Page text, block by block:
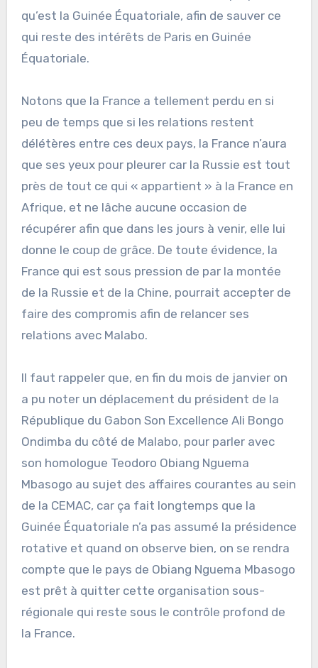
qu’est la Guinée Équatoriale, afin de sauver ce
qui reste des intérêts de Paris en Guinée
Équatoriale.
Notons que la France a tellement perdu en si
peu de temps que si les relations restent
délétères entre ces deux pays, la France n’aura
que ses yeux pour pleurer car la Russie est tout
près de tout ce qui « appartient » à la France en
Afrique, et ne lâche aucune occasion de
récupérer afin que dans les jours à venir, elle lui
donne le coup de grâce. De toute évidence, la
France qui est sous pression de par la montée
de la Russie et de la Chine, pourrait accepter de
faire des compromis afin de relancer ses
relations avec Malabo.
Il faut rappeler que, en fin du mois de janvier on
a pu noter un déplacement du président de la
République du Gabon Son Excellence Ali Bongo
Ondimba du côté de Malabo, pour parler avec
son homologue Teodoro Obiang Nguema
Mbasogo au sujet des affaires courantes au sein
de la CEMAC, car ça fait longtemps que la
Guinée Équatoriale n’a pas assumé la présidence
rotative et quand on observe bien, on se rendra
compte que le pays de Obiang Nguema Mbasogo
est prêt à quitter cette organisation sous-
régionale qui reste sous le contrôle profond de
la France.